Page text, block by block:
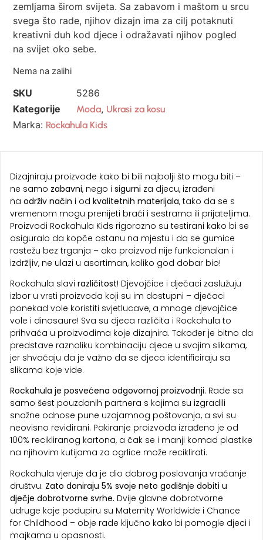
zemljama širom svijeta. Sa zabavom i maštom u srcu
svega što rade, njihov dizajn ima za cilj potaknuti
kreativni duh kod djece i odražavati njihov pogled
na svijet oko sebe.
Nema na zalihi
SKU
5286
Kategorije
Moda, Ukrasi za kosu
Marka: Rockahula Kids
Dizajniraju proizvode kako bi bili najbolji što mogu biti –
ne samo zabavni, nego i sigurni za djecu, izrađeni
na održiv način i od kvalitetnih materijala, tako da se s
vremenom mogu prenijeti braći i sestrama ili prijateljima.
Proizvodi Rockahula Kids rigorozno su testirani kako bi se
osiguralo da kopče ostanu na mjestu i da se gumice
rastežu bez trganja – ako proizvod nije funkcionalan i
izdržljiv, ne ulazi u asortiman, koliko god dobar bio!
Rockahula slavi različitost! Djevojčice i dječaci zaslužuju
izbor u vrsti proizvoda koji su im dostupni – dječaci
ponekad vole koristiti svjetlucave, a mnoge djevojčice
vole i dinosaure! Sva su djeca različita i Rockahula to
prihvaća u proizvodima koje dizajnira. Također je bitno da
predstave raznoliku kombinaciju djece u svojim slikama,
jer shvaćaju da je važno da se djeca identificiraju sa
slikama koje vide.
Rockahula je posvećena odgovornoj proizvodnji. Rade sa
samo šest pouzdanih partnera s kojima su izgradili
snažne odnose pune uzajamnog poštovanja, a svi su
neovisno revidirani. Pakiranje proizvoda izrađeno je od
100% recikliranog kartona, a čak se i manji komad plastike
na njihovim kutijama za ogrlice može reciklirati.
Rockahula vjeruje da je dio dobrog poslovanja vraćanje
društvu. Zato doniraju 5% svoje neto godišnje dobiti u
dječje dobrotvorne svrhe. Dvije glavne dobrotvorne
udruge koje podupiru su Maternity Worldwide i Chance
for Childhood – obje rade ključno kako bi pomogle djeci i
majkama u opasnosti.